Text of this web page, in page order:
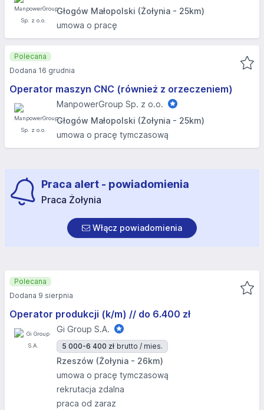
Głogów Małopolski (Żołynia - 25km)
umowa o pracę
Operator maszyn CNC (również z orzeczeniem)
ManpowerGroup Sp. z o.o.
Głogów Małopolski (Żołynia - 25km)
umowa o pracę tymczasową
Polecana
Dodana 16 grudnia
Praca alert - powiadomienia
Praca Żołynia
Włącz powiadomienia
Operator produkcji (k/m) // do 6.400 zł
Gi Group S.A.
5 000-6 400 zł brutto / mies.
Rzeszów (Żołynia - 26km)
umowa o pracę tymczasową
rekrutacja zdalna
praca od zaraz
Polecana
Dodana 9 sierpnia